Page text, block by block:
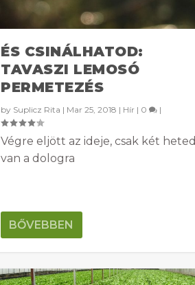
ÉS CSINÁLHATOD:
TAVASZI LEMOSÓ
PERMETEZÉS
by Suplicz Rita | Mar 25, 2018 | Hír | 0 |
Végre eljött az ideje, csak két heted
van a dologra
BŐVEBBEN